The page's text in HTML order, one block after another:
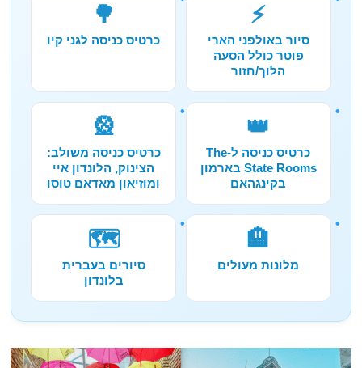
⚡
סיור באולפני הארי
פוטר כולל הסעה
הלוך/חזור
🌳
כרטיס כניסה לגני קיו
👑
כרטיס כניסה ל-The
State Rooms בארמון
בקינגהאם
🎡
כרטיס כניסה משולב:
הצינוק, הלונדון איי
ומוזיאון מאדאם טוסו
🏨
מלונות מעולים
🗺️
סיורים בעברית
בלונדון